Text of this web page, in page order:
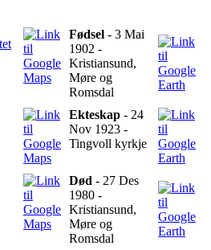
Fødsel - 3 Mai
1902 -
Kristiansund,
Møre og
Romsdal
Ekteskap - 24
Nov 1923 -
Tingvoll kyrkje
Død - 27 Des
1980 -
Kristiansund,
Møre og
Romsdal